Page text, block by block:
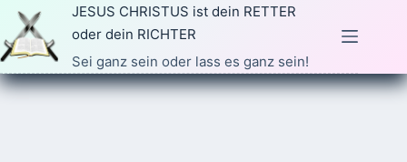
Zum
Inhalt
springen
JESUS CHRISTUS ist dein RETTER
oder dein RICHTER
Sei ganz sein oder lass es ganz sein!